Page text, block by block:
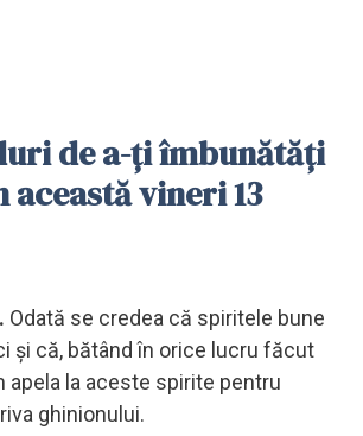
de a-ți îmbunătăți
vineri 13
Odată se credea că spiritele bune
și că, bătând în orice lucru făcut
apela la aceste spirite pentru
ghinionului.